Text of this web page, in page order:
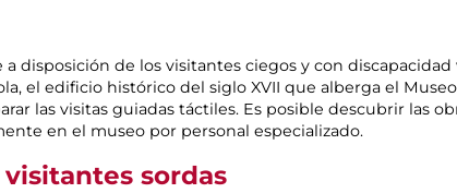
a disposición de los visitantes ciegos y con
el edificio histórico del siglo XVII que alberga el
las visitas guiadas táctiles. Es posible descubrir las
en el museo por personal especializado.
sordas